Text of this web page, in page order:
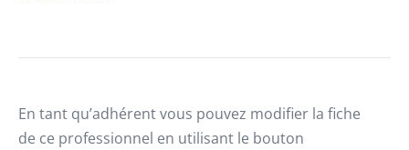
En tant qu’adhérent vous pouvez modifier la fiche
de ce professionnel en utilisant le bouton